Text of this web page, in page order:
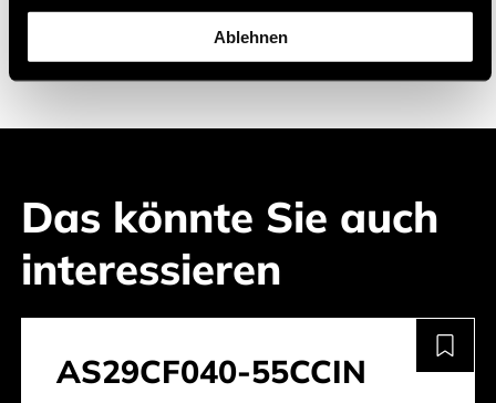
Ablehnen
ISO 9001:2015
Das könnte Sie auch
interessieren
AS29CF040-55CCIN